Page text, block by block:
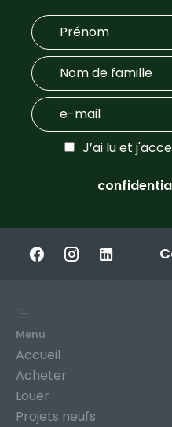
J’ai lu et
Menu
Accueil
Acheter
Louer
Projets neufs